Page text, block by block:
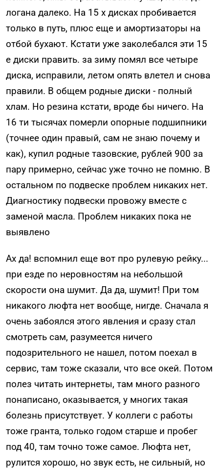
логана далеко. На 15 х дисках пробивается
только в путь, плюс еще и амортизаторы на
отбой бухают. Кстати уже заколебался эти 15
е диски править. за зиму помял все четыре
диска, исправили, летом опять влетел и снова
правили. В общем родные диски - полный
хлам. Но резина кстати, вроде бы ничего. На
16 ти тысячах померли опорные подшипники
(точнее один правый, сам не знаю почему и
как), купил родные тазовские, рублей 900 за
пару примерно, сейчас уже точно не помню. В
остальном по подвеске проблем никаких нет.
Диагностику подвески провожу вместе с
заменой масла. Проблем никаких пока не
выявлено
Ах да! вспомнил еще вот про рулевую рейку...
при езде по неровностям на небольшой
скорости она шумит. Да да, шумит! При том
никакого люфта нет вообще, нигде. Сначала я
очень забоялся этого явления и сразу стал
смотреть сам, разумеется ничего
подозрительного не нашел, потом поехал в
сервис, там тоже сказали, что все окей. Потом
полез читать интернеты, там много разного
понаписано, оказывается, у многих такая
болезнь присутствует. У коллеги с работы
тоже гранта, только годом старше и пробег
под 40, там точно тоже самое. Люфта нет,
рулится хорошо, но звук есть, не сильный, но